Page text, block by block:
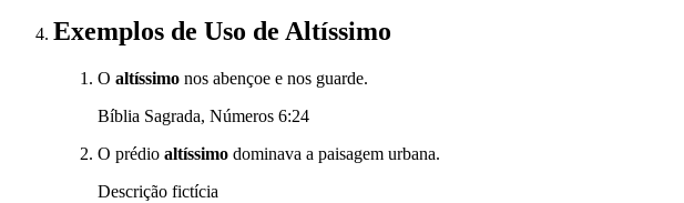
Exemplos de Uso de Altíssimo
O altíssimo nos abençoe e nos guarde.
Bíblia Sagrada, Números 6:24
O prédio altíssimo dominava a paisagem urbana.
Descrição fictícia